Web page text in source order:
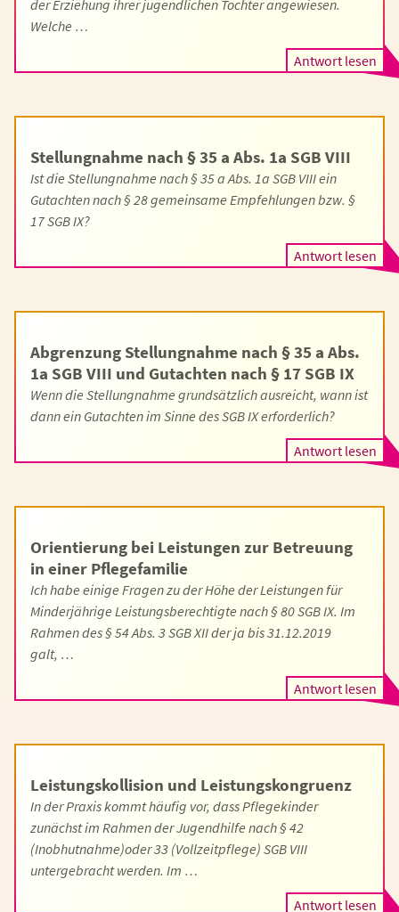
der Erziehung ihrer jugendlichen Tochter angewiesen.
Welche …
Antwort lesen
Stellungnahme nach § 35 a Abs. 1a SGB VIII
Ist die Stellungnahme nach § 35 a Abs. 1a SGB VIII ein
Gutachten nach § 28 gemeinsame Empfehlungen bzw. §
17 SGB IX?
Antwort lesen
Abgrenzung Stellungnahme nach § 35 a Abs.
1a SGB VIII und Gutachten nach § 17 SGB IX
Wenn die Stellungnahme grundsätzlich ausreicht, wann ist
dann ein Gutachten im Sinne des SGB IX erforderlich?
Antwort lesen
Orientierung bei Leistungen zur Betreuung
in einer Pflegefamilie
Ich habe einige Fragen zu der Höhe der Leistungen für
Minderjährige Leistungsberechtigte nach § 80 SGB IX. Im
Rahmen des § 54 Abs. 3 SGB XII der ja bis 31.12.2019
galt, …
Antwort lesen
Leistungskollision und Leistungskongruenz
In der Praxis kommt häufig vor, dass Pflegekinder
zunächst im Rahmen der Jugendhilfe nach § 42
(Inobhutnahme)oder 33 (Vollzeitpflege) SGB VIII
untergebracht werden. Im …
Antwort lesen